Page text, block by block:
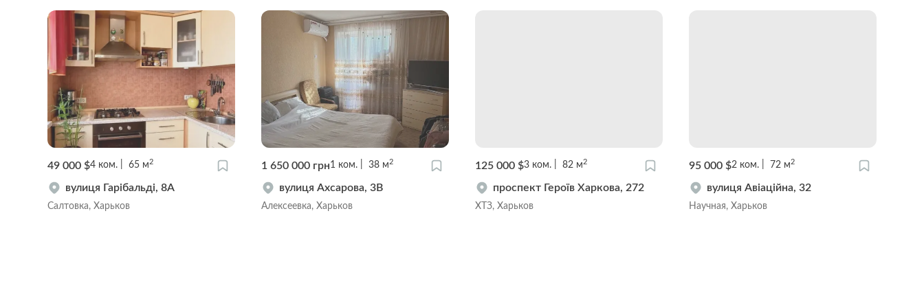
49 000 $4 ком. 65 м2
вулиця Гарібальді, 8А
Салтовка, Харьков
1 650 000 грн1 ком. 38 м2
вулиця Ахсарова, 3В
Алексеевка, Харьков
125 000 $3 ком. 82 м2
проспект Героїв Харкова, 272
ХТЗ, Харьков
95 000 $2 ком. 72 м2
вулиця Авіаційна, 32
Научная, Харьков